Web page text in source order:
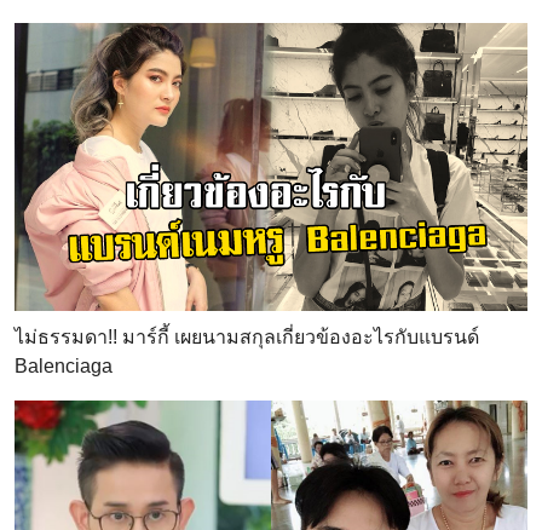
ไม่ธรรมดา!! มาร์กี้ เผยนามสกุลเกี่ยวข้องอะไรกับแบรนด์
Balenciaga